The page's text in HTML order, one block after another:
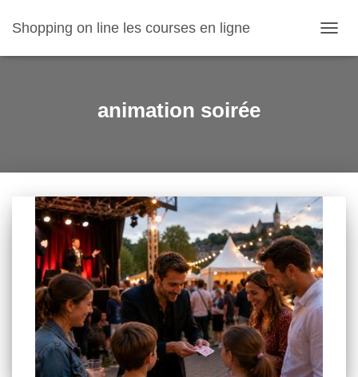
Shopping on line les courses en ligne
LA
animation soirée